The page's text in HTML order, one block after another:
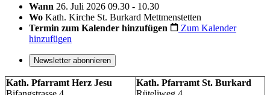
Wann 26. Juli 2026 09.30 - 10.30
Wo Kath. Kirche St. Burkard Mettmenstetten
Termin zum Kalender hinzufügen
Zum Kalender
hinzufügen
Newsletter abonnieren
Kath. Pfarramt Herz Jesu
Kath. Pfarramt St. Burkard